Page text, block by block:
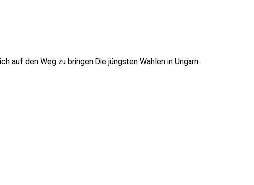
auf den Weg zu bringen.Die jüngsten Wahlen in Ungarn...